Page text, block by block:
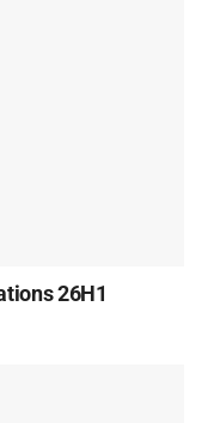
26H1